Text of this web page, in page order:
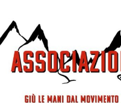
contenuto